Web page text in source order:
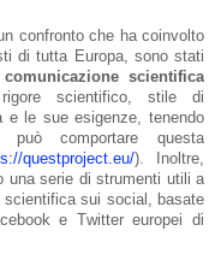
confronto che ha coinvolto
di tutta Europa, sono stati
scientifica
scientifico, stile di
e le sue esigenze, tenendo
comportare questa
questproject.eu/). Inoltre,
una serie di strumenti utili a
scientifica sui social, basate
e Twitter europei di